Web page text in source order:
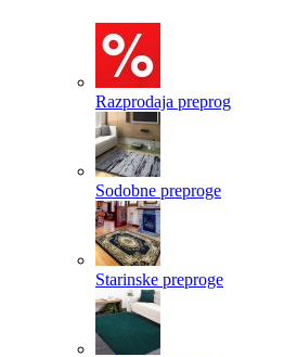
Razprodaja preprog
Sodobne preproge
Starinske preproge